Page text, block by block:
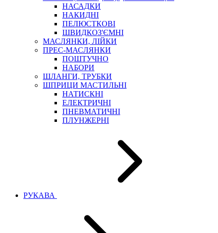
НАСАДКИ
НАКИДНІ
ПЕЛЮСТКОВІ
ШВИДКОЗ'ЄМНІ
МАСЛЯНКИ, ЛІЙКИ
ПРЕС-МАСЛЯНКИ
ПОШТУЧНО
НАБОРИ
ШЛАНГИ, ТРУБКИ
ШПРИЦИ МАСТИЛЬНІ
НАТИСКНІ
ЕЛЕКТРИЧНІ
ПНЕВМАТИЧНІ
ПЛУНЖЕРНІ
РУКАВА